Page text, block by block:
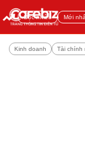
Đọc nhiều Mới
Kinh doanh Tài chính